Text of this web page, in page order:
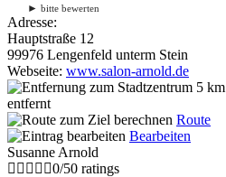
► bitte bewerten
Adresse:
Hauptstraße 12
99976 Lengenfeld unterm Stein
Webseite: www.salon-arnold.de
5 km
entfernt
Route
Bearbeiten
Susanne Arnold
0/50 ratings